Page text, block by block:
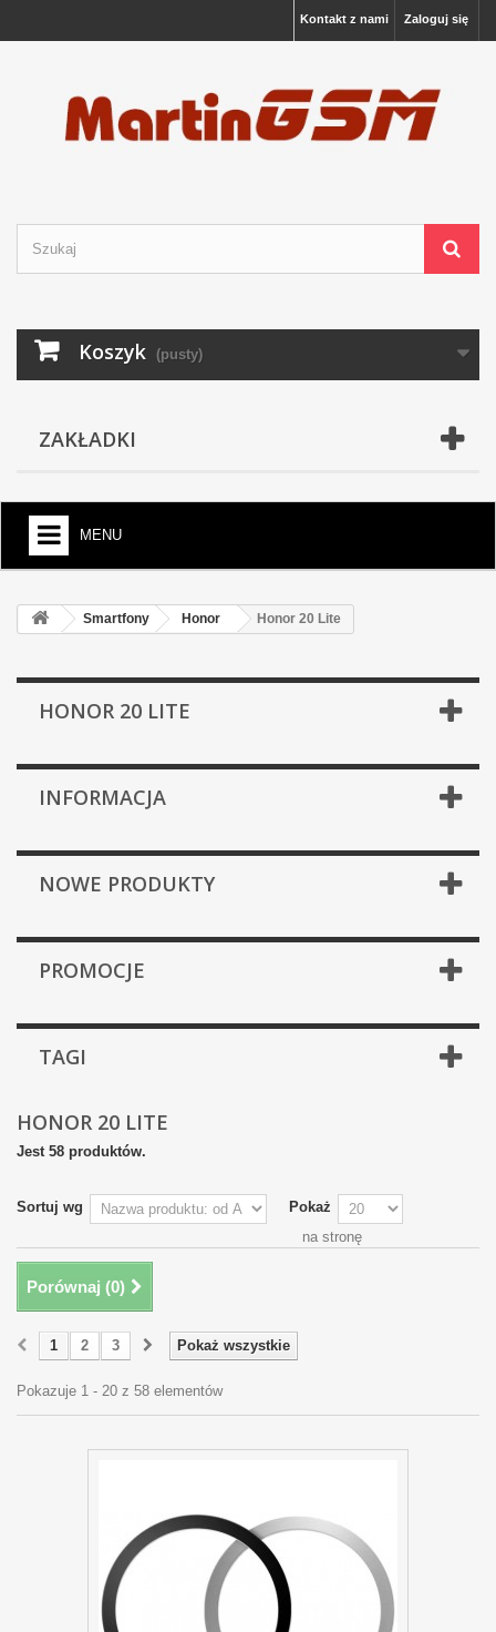
Zaloguj się
Kontakt z nami
Koszyk (pusty)
ZAKŁADKI
MENU
Smartfony Honor Honor 20 Lite
HONOR 20 LITE
INFORMACJA
NOWE PRODUKTY
PROMOCJE
TAGI
HONOR 20 LITE
Jest 58 produktów.
Sortuj wg
Pokaż
na stronę
Porównaj (0)
Pokaż wszystkie
1 2 3
Pokazuje 1 - 20 z 58 elementów